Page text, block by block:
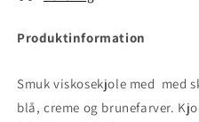
Produktinformation
Smuk viskosekjole med med
blå, creme og brunefarver.